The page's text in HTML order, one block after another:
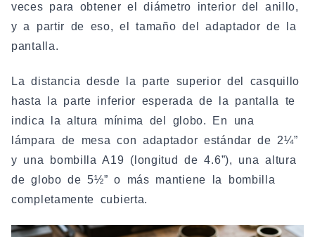
veces para obtener el diámetro interior del anillo,
y a partir de eso, el tamaño del adaptador de la
pantalla.
La distancia desde la parte superior del casquillo
hasta la parte inferior esperada de la pantalla te
indica la altura mínima del globo. En una
lámpara de mesa con adaptador estándar de 2¼”
y una bombilla A19 (longitud de 4.6”), una altura
de globo de 5½” o más mantiene la bombilla
completamente cubierta.